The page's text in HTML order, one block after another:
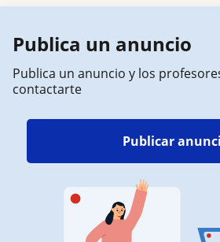
Publica un anuncio
Publica un anuncio y los
contactarte
Publicar